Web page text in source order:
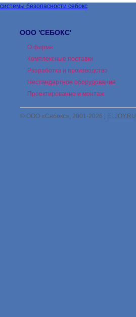
системы безопасности себокс
ООО 'СЕБОКС'
О фирме
Комплексные поставки
Разработка и производство
Нестандартное оборудование
Проектирование и монтаж
© ООО «Себокс», 2001-2026 | ELJOY.RU